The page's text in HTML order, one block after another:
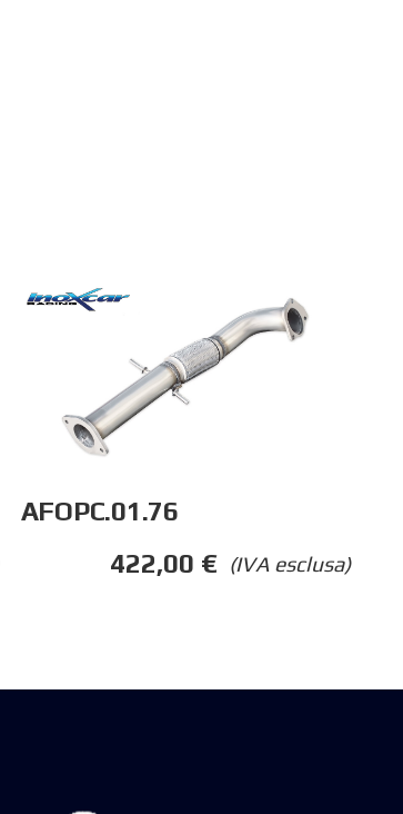
AFOPC.01.76
(IVA esclusa)
422,00 €